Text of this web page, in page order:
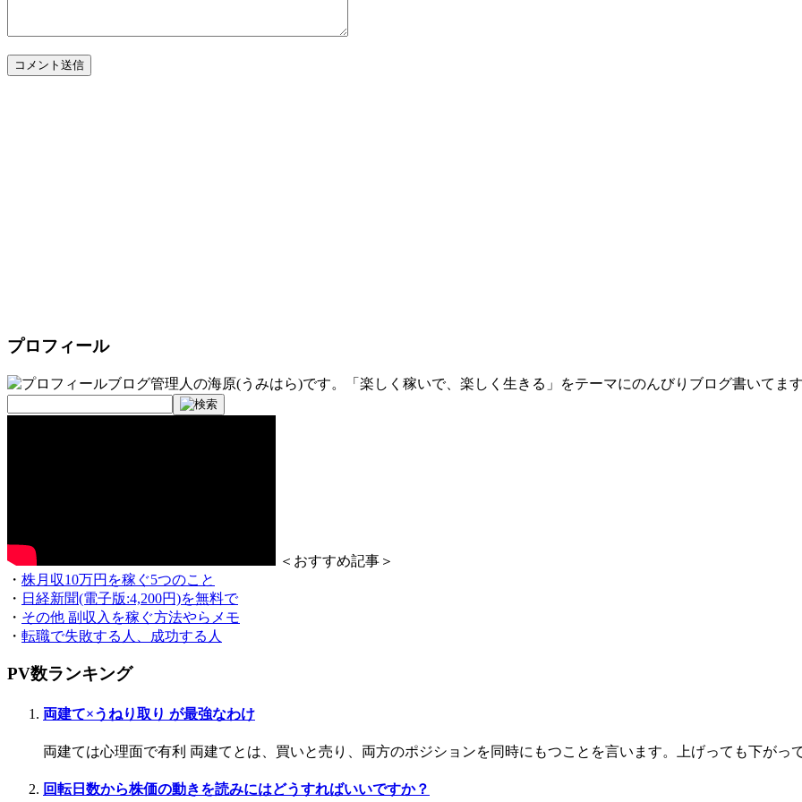
コメント送信
プロフィール
ブログ管理人の海原(うみはら)です。「楽しく稼いで、楽しく生きる」をテーマにのんびりブログ書いてま
＜おすすめ記事＞
・ 株月収10万円を稼ぐ5つのこと
・ 日経新聞(電子版:4,200円)を無料で
・ その他 副収入を稼ぐ方法やらメモ
・ 転職で失敗する人、成功する人
PV数ランキング
両建て×うねり取り が最強なわけ
両建ては心理面で有利 両建てとは、買いと売り、両方のポジションを同時にもつことを言います。上げっても下がっ
回転日数から株価の動きを読みにはどうすればいいですか？